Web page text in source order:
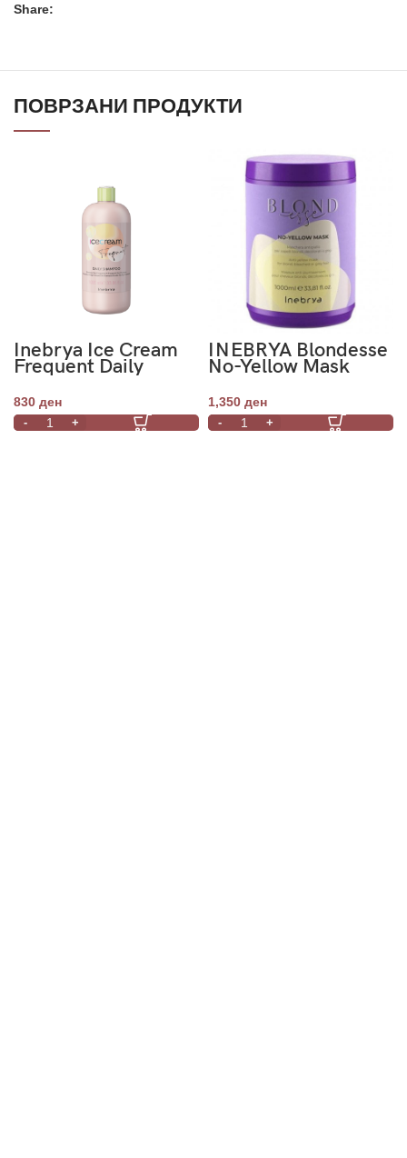
Share:
ПОВРЗАНИ ПРОДУКТИ
Inebrya Ice Cream
Frequent Daily
Shampoo 1000ml
830 ден
INEBRYA Blondesse
No-Yellow Mask
1,350 ден